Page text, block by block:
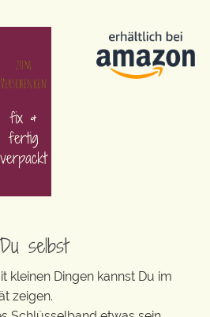
selbst
kleinen Dingen kannst Du im
zeigen.